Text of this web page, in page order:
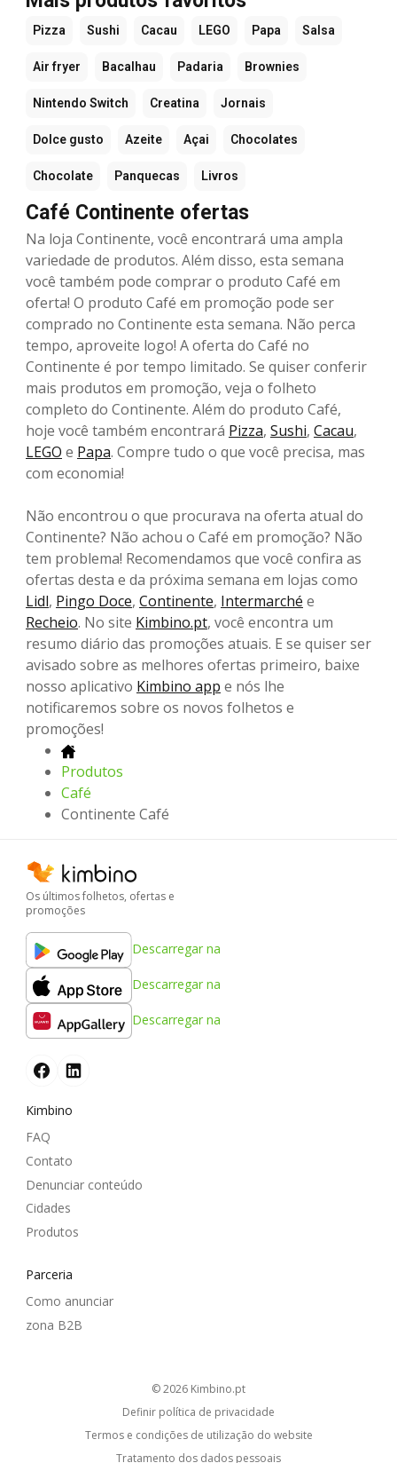
Pizza Sushi Cacau LEGO Papa Salsa
Air fryer Bacalhau Padaria Brownies
Nintendo Switch Creatina Jornais
Dolce gusto Azeite Açai Chocolates
Chocolate Panquecas Livros
Café Continente ofertas
Na loja Continente, você encontrará uma ampla
variedade de produtos. Além disso, esta semana
você também pode comprar o produto Café em
oferta! O produto Café em promoção pode ser
comprado no Continente esta semana. Não perca
tempo, aproveite logo! A oferta do Café no
Continente é por tempo limitado. Se quiser conferir
mais produtos em promoção, veja o folheto
completo do Continente. Além do produto Café,
hoje você também encontrará Pizza, Sushi, Cacau,
LEGO e Papa. Compre tudo o que você precisa, mas
com economia!
Não encontrou o que procurava na oferta atual do
Continente? Não achou o Café em promoção? Não
tem problema! Recomendamos que você confira as
ofertas desta e da próxima semana em lojas como
Lidl, Pingo Doce, Continente, Intermarché e
Recheio. No site Kimbino.pt, você encontra um
resumo diário das promoções atuais. E se quiser ser
avisado sobre as melhores ofertas primeiro, baixe
nosso aplicativo Kimbino app e nós lhe
notificaremos sobre os novos folhetos e
promoções!
Produtos
Café
Continente Café
Os últimos folhetos, ofertas e
promoções
Descarregar na
Descarregar na
Descarregar na
Kimbino
FAQ
Contato
Denunciar conteúdo
Cidades
Produtos
Parceria
Como anunciar
zona B2B
© 2026
kimbino.pt
Definir política de privacidade
Termos e condições de utilização do website
Tratamento dos dados pessoais